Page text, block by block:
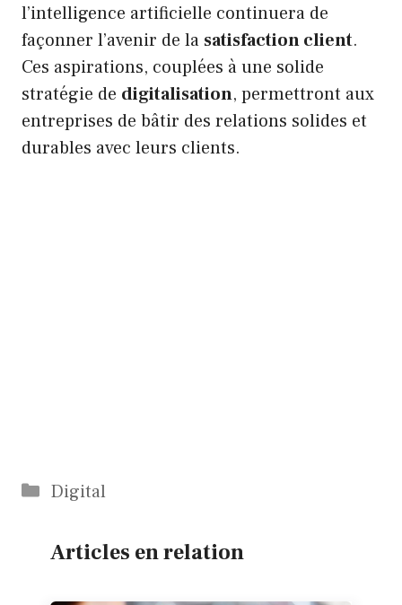
l’intelligence artificielle continuera de
façonner l’avenir de la satisfaction client.
Ces aspirations, couplées à une solide
stratégie de digitalisation, permettront aux
entreprises de bâtir des relations solides et
durables avec leurs clients.
Catégories
Digital
Articles en relation